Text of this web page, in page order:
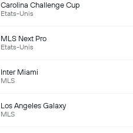
Carolina Challenge Cup
Etats-Unis
MLS Next Pro
Etats-Unis
Inter Miami
MLS
Los Angeles Galaxy
MLS